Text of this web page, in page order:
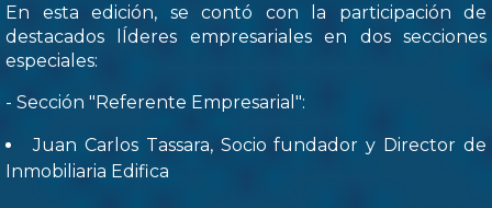
En esta edición, se contó con la participación de
destacados lÍderes empresariales en dos secciones
especiales:
- Sección "Referente Empresarial":
Juan Carlos Tassara, Socio fundador y Director de
Inmobiliaria Edifica